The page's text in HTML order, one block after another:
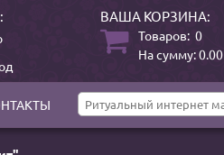
ВАША КОРЗИНА:
Товаров: 0
На сумму:0.00